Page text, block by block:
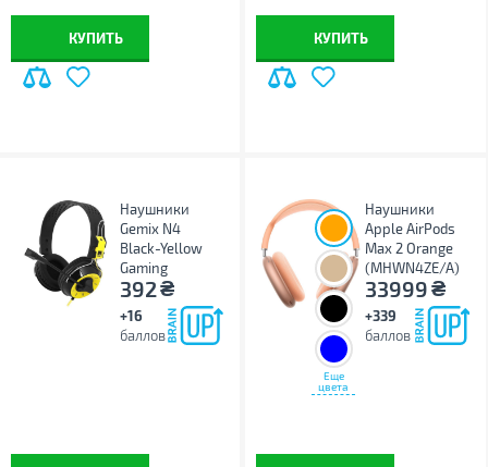
КУПИТЬ КУПИТЬ
Наушники
Gemix N4
Black-Yellow
Gaming
392₴
+16
баллов
Еще
цвета
Наушники
Apple AirPods
Max 2 Orange
(MHWN4ZE/A)
33999₴
+339
баллов